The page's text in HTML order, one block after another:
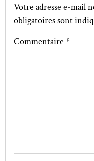
Votre adresse e-mail
obligatoires sont
Commentaire *